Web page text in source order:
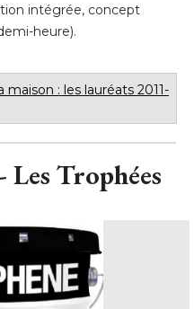
intégrée, concept
heure).
maison : les lauréats 2011-
Trophées